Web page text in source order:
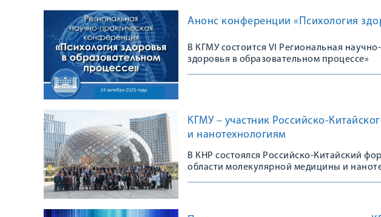
Анонс конференции «Психология
В КГМУ состоится VI Региональная
здоровья в образовательном процессе»
КГМУ – участник Российско-
и нанотехнологиям
В КНР состоялся Российско-Китайский
области молекулярной медицины и